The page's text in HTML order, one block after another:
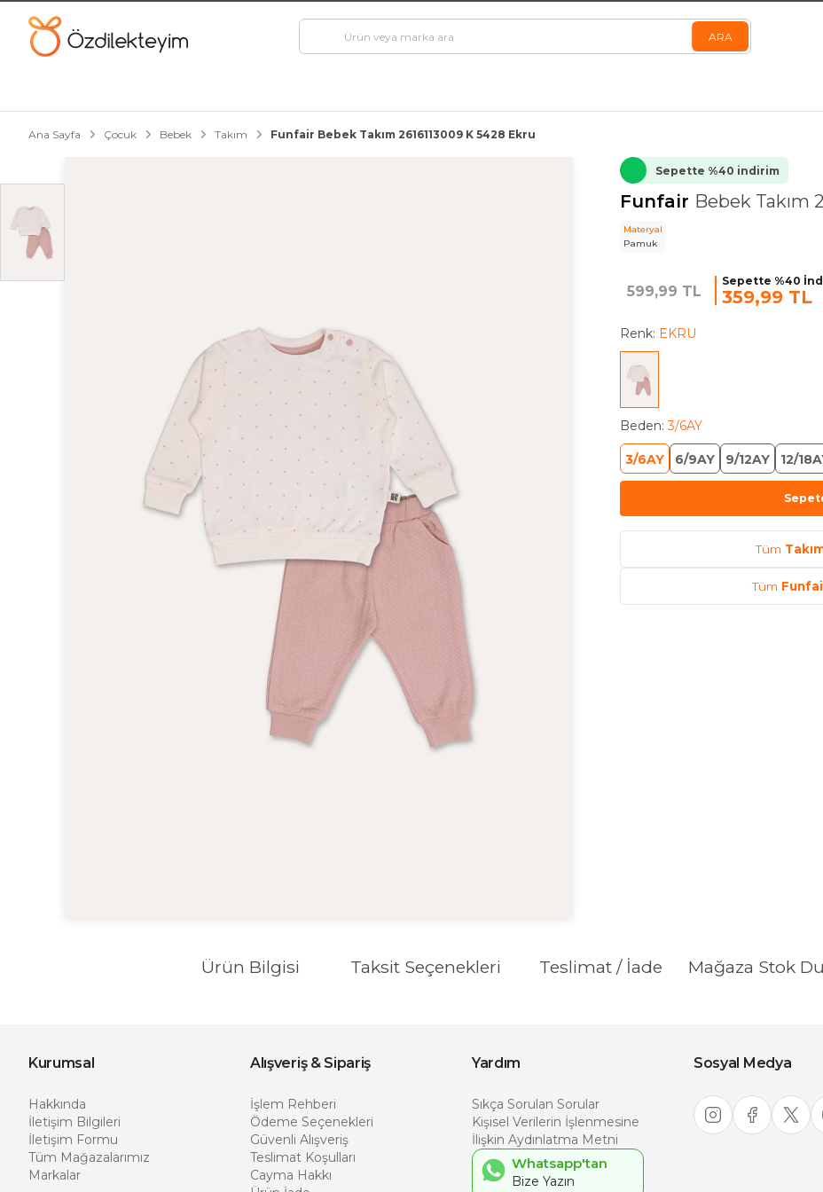
Ana Sayfa Çocuk Bebek Takım Funfair Bebek Takım 2616113009 K 5428 Ekru
Sepette %40 indirim
Funfair Bebek Takım
Materyal
Pamuk
599,99 TL
Sepette %40
359,99 TL
Renk: EKRU
Beden:3/6AY
3/6AY 6/9AY 9/12AY 12/
Tüm
Tüm
Ürün Bilgisi Taksit Seçenekleri Teslimat / İade Mağaza Stok
Kurumsal
Hakkında
İletişim Bilgileri
İletişim Formu
Tüm Mağazalarımız
Markalar
Alışveriş & Sipariş
İşlem Rehberi
Ödeme Seçenekleri
Güvenli Alışveriş
Teslimat Koşulları
Cayma Hakkı
Yardım
Sıkça Sorulan Sorular
Kişisel Verilerin İşlenmesine
İlişkin Aydınlatma Metni
Whatsapp'tan
Sosyal Medya